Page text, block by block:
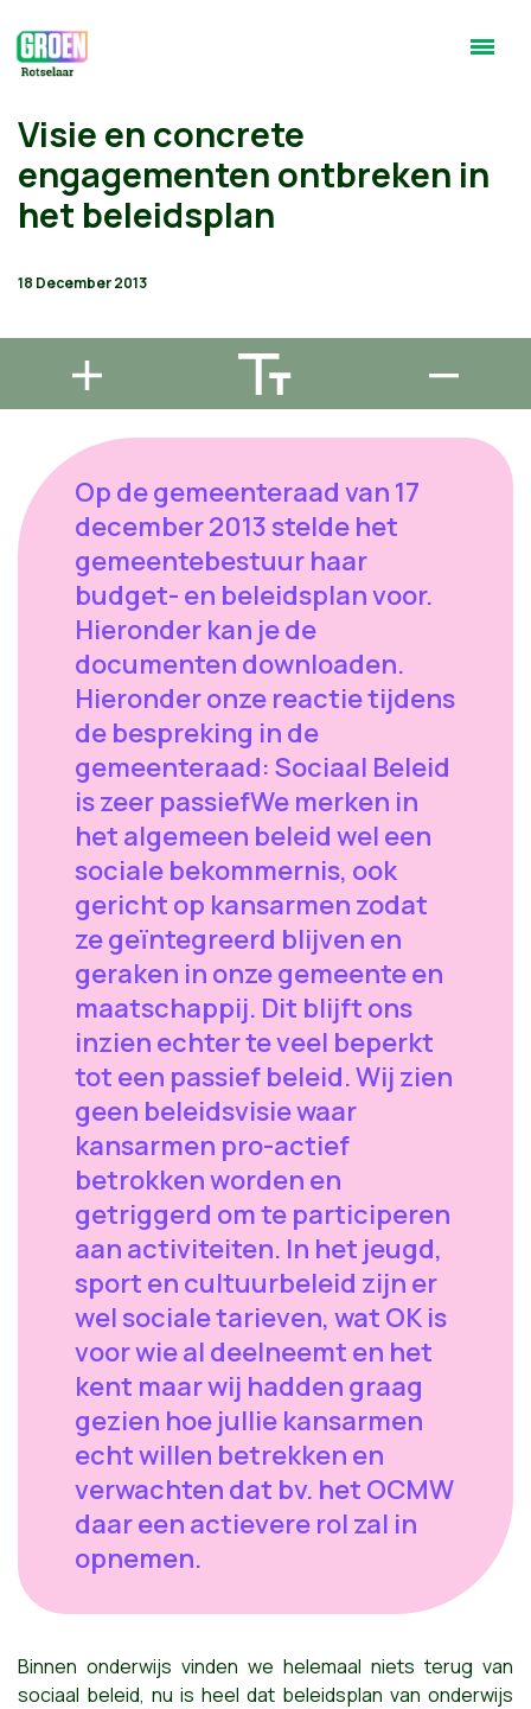
Visie en concrete
engagementen ontbreken in
het beleidsplan
18 December 2013
Op de gemeenteraad van 17
december 2013 stelde het
gemeentebestuur haar
budget- en beleidsplan voor.
Hieronder kan je de
documenten downloaden.
Hieronder onze reactie tijdens
de bespreking in de
gemeenteraad: Sociaal Beleid
is zeer passiefWe merken in
het algemeen beleid wel een
sociale bekommernis, ook
gericht op kansarmen zodat
ze geïntegreerd blijven en
geraken in onze gemeente en
maatschappij. Dit blijft ons
inzien echter te veel beperkt
tot een passief beleid. Wij zien
geen beleidsvisie waar
kansarmen pro-actief
betrokken worden en
getriggerd om te participeren
aan activiteiten. In het jeugd,
sport en cultuurbeleid zijn er
wel sociale tarieven, wat OK is
voor wie al deelneemt en het
kent maar wij hadden graag
gezien hoe jullie kansarmen
echt willen betrekken en
verwachten dat bv. het OCMW
daar een actievere rol zal in
opnemen.
Binnen onderwijs vinden we helemaal niets terug van
sociaal beleid, nu is heel dat beleidsplan van onderwijs